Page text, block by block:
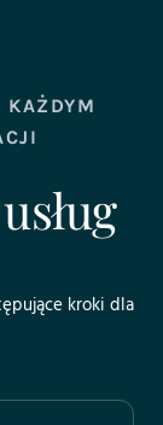
KAŻDYM
kroki dla